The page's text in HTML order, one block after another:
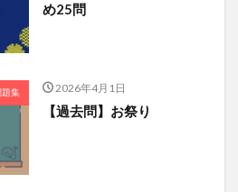
め25問
題集 2026年4月1日
【過去問】お祭り